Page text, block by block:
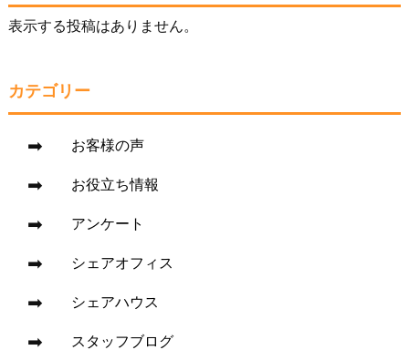
表示する投稿はありません。
カテゴリー
お客様の声
お役立ち情報
アンケート
シェアオフィス
シェアハウス
スタッフブログ